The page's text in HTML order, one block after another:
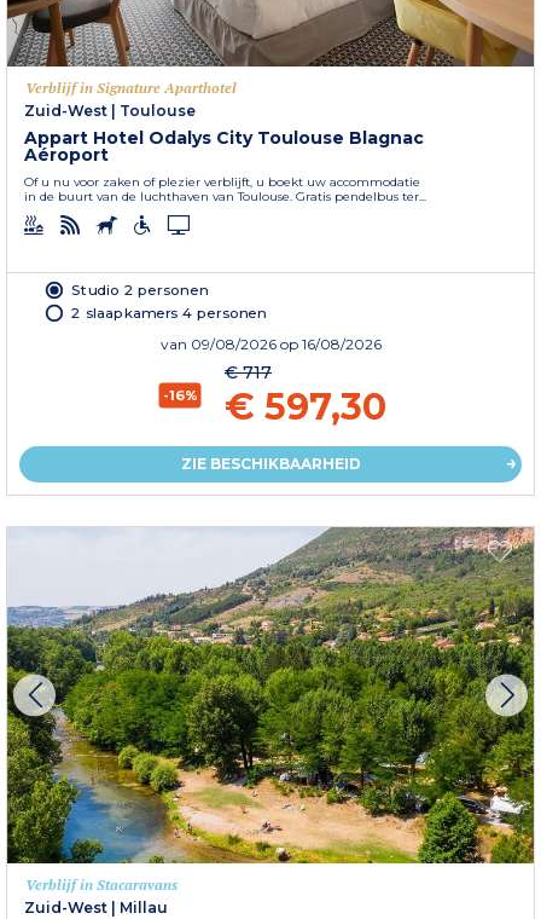
Verblijf in Signature Aparthotel
Zuid-West
Toulouse
Appart Hotel Odalys City Toulouse Blagnac
Aéroport
Of u nu voor zaken of plezier verblijft, u boekt uw accommodatie
in de buurt van de luchthaven van Toulouse. Gratis pendelbus ter...
Studio 2 personen
2 slaapkamers 4 personen
van 09/08/2026 op 16/08/2026
-16%
€ 717
€ 597,30
ZIE BESCHIKBAARHEID
Verblijf in Stacaravans
Zuid-West
Millau